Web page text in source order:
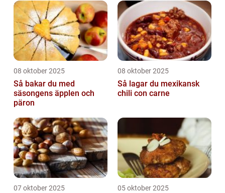
08 oktober 2025
Så bakar du med
säsongens äpplen och
päron
08 oktober 2025
Så lagar du mexikansk
chili con carne
07 oktober 2025 05 oktober 2025